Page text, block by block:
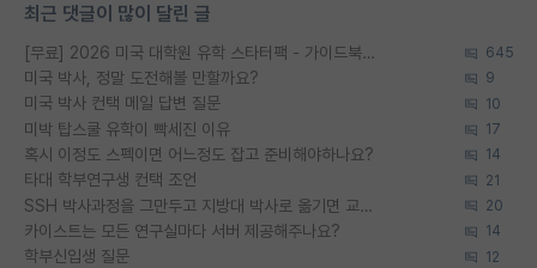
최근 댓글이 많이 달린 글
[무료] 2026 미국 대학원 유학 스타터팩 - 가이드북 & 합격자 컨택메일 템플릿 645
미국 박사, 정말 도전해볼 만할까요? 9
미국 박사 컨택 메일 답변 질문 10
미박 탑스쿨 유학이 빡세진 이유 17
혹시 이정도 스펙이면 어느정도 잡고 준비해야하나요? 14
타대 학부연구생 컨택 조언 21
SSH 박사과정을 그만두고 지방대 박사로 옮기면 교수의 꿈은 끝일까요? 20
카이스트는 모든 연구실마다 서버 제공해주나요? 14
학부신입생 질문 12